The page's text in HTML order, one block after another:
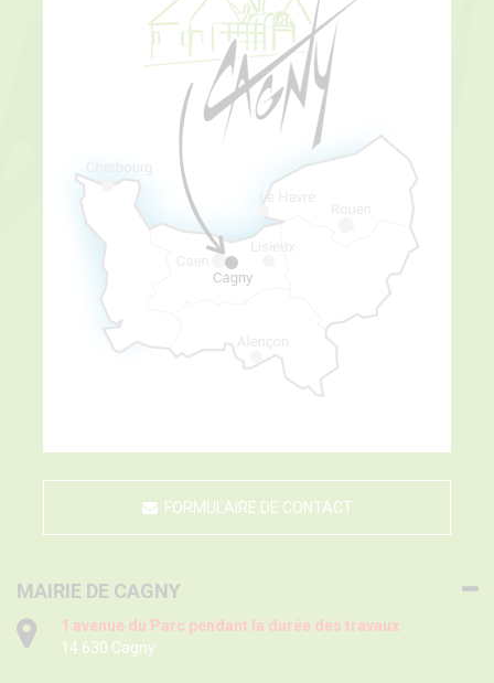
FORMULAIRE DE CONTACT
MAIRIE DE CAGNY
1 avenue du Parc pendant la durée des travaux
14 630 Cagny